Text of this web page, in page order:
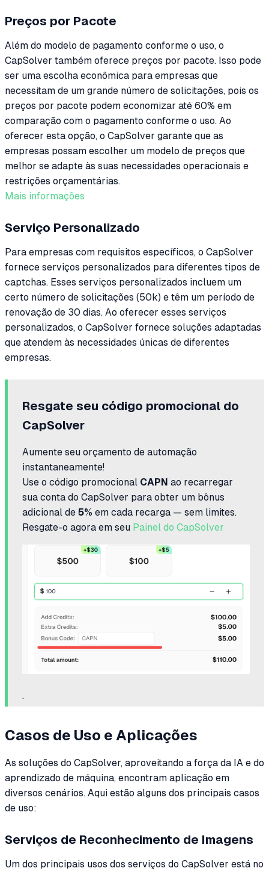
Preços por Pacote
Além do modelo de pagamento conforme o uso, o
CapSolver também oferece preços por pacote. Isso pode
ser uma escolha econômica para empresas que
necessitam de um grande número de solicitações, pois os
preços por pacote podem economizar até 60% em
comparação com o pagamento conforme o uso. Ao
oferecer esta opção, o CapSolver garante que as
empresas possam escolher um modelo de preços que
melhor se adapte às suas necessidades operacionais e
restrições orçamentárias.
Mais informações
Serviço Personalizado
Para empresas com requisitos específicos, o CapSolver
fornece serviços personalizados para diferentes tipos de
captchas. Esses serviços personalizados incluem um
certo número de solicitações (50k) e têm um período de
renovação de 30 dias. Ao oferecer esses serviços
personalizados, o CapSolver fornece soluções adaptadas
que atendem às necessidades únicas de diferentes
empresas.
Resgate seu código promocional do
CapSolver
Aumente seu orçamento de automação
instantaneamente!
Use o código promocional CAPN ao recarregar
sua conta do CapSolver para obter um bônus
adicional de 5% em cada recarga — sem limites.
Resgate-o agora em seu Painel do CapSolver
.
Casos de Uso e Aplicações
As soluções do CapSolver, aproveitando a força da IA e do
aprendizado de máquina, encontram aplicação em
diversos cenários. Aqui estão alguns dos principais casos
de uso:
Serviços de Reconhecimento de Imagens
Um dos principais usos dos serviços do CapSolver está no